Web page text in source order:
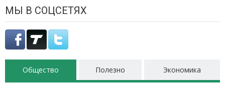
МЫ В СОЦСЕТЯХ
Общество Полезно Экономика